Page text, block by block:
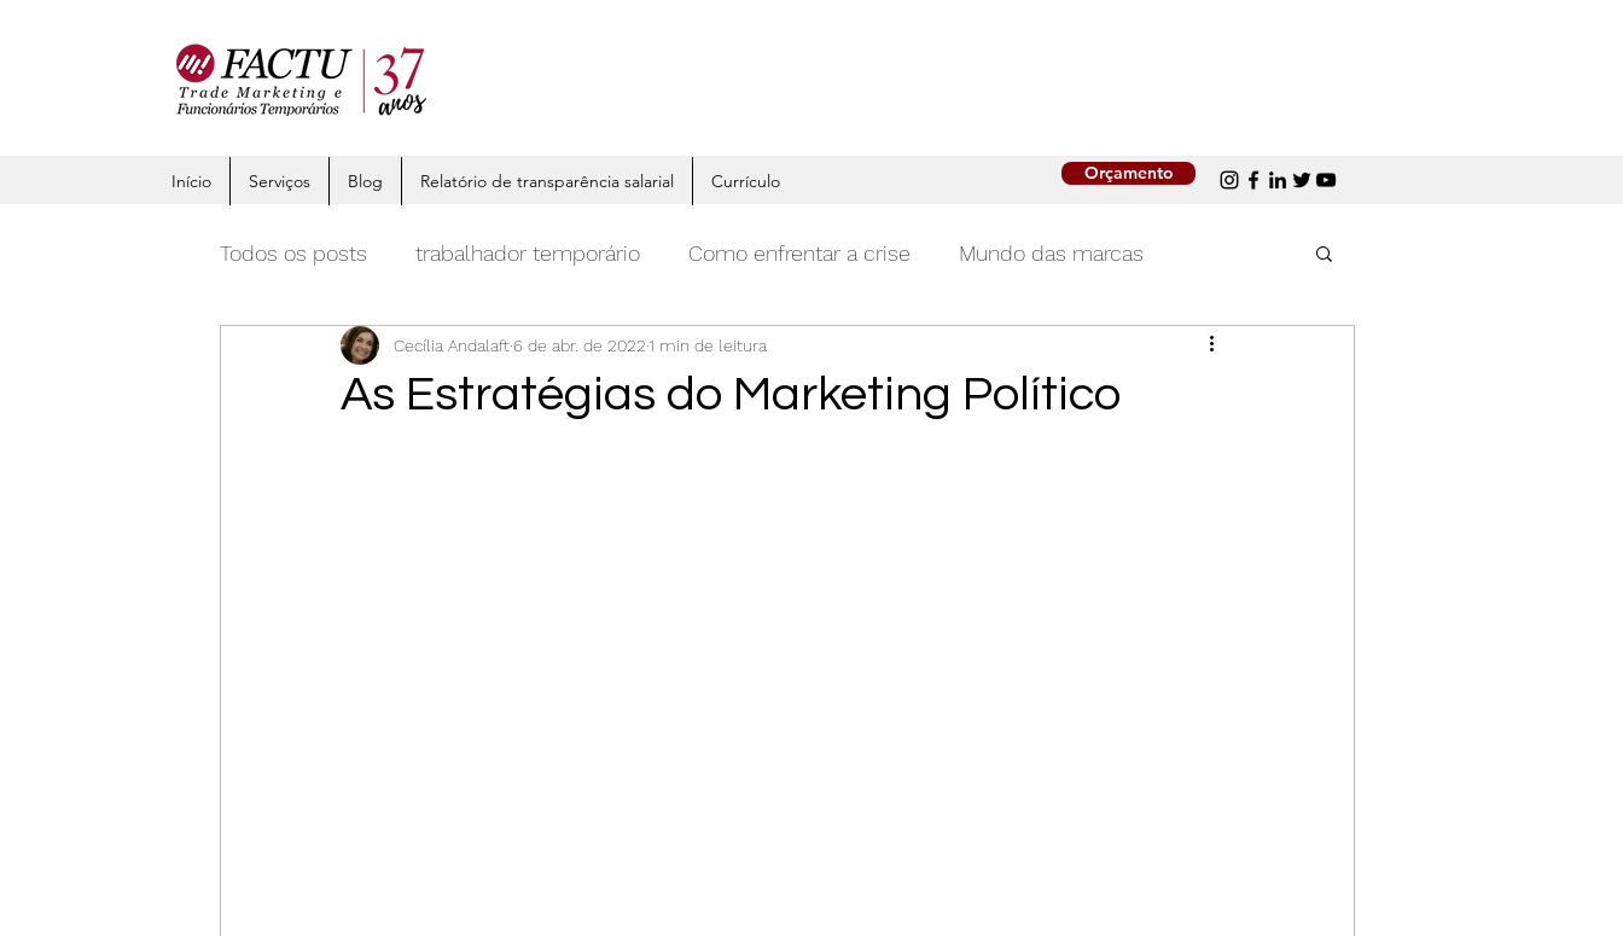
Início Serviços Blog Relatório de transparência salarial Currículo Orçamento
Todos os posts trabalhador temporário Como enfrentar a crise Mundo das marcas
Promotor de vendas exclusivo Começar Sua comunidade Mercado de trabalho
As Estratégias do Marketing Político
Cecília Andalaft6 de abr. de 20221 min de leitura